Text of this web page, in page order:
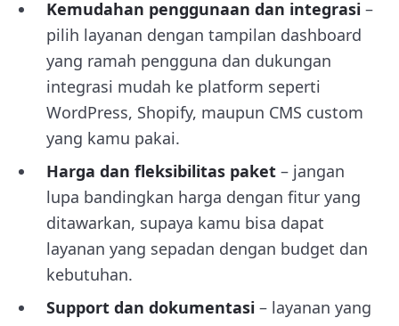
Kemudahan penggunaan dan integrasi –
pilih layanan dengan tampilan dashboard
yang ramah pengguna dan dukungan
integrasi mudah ke platform seperti
WordPress, Shopify, maupun CMS custom
yang kamu pakai.
Harga dan fleksibilitas paket – jangan
lupa bandingkan harga dengan fitur yang
ditawarkan, supaya kamu bisa dapat
layanan yang sepadan dengan budget dan
kebutuhan.
Support dan dokumentasi – layanan yang